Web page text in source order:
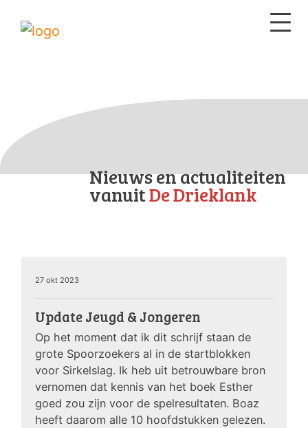
Nieuws en actualiteiten
vanuitDe Drieklank
27 okt 2023
Update Jeugd & Jongeren
Op het moment dat ik dit schrijf staan de
grote Spoorzoekers al in de startblokken
voor Sirkelslag. Ik heb uit betrouwbare bron
vernomen dat kennis van het boek Esther
goed zou zijn voor de spelresultaten. Boaz
heeft daarom alle 10 hoofdstukken gelezen.